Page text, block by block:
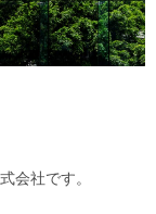
会社です。